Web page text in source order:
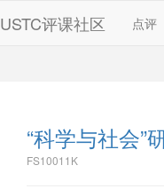
USTC评课社区 点评
“科学与社会”
FS10011K